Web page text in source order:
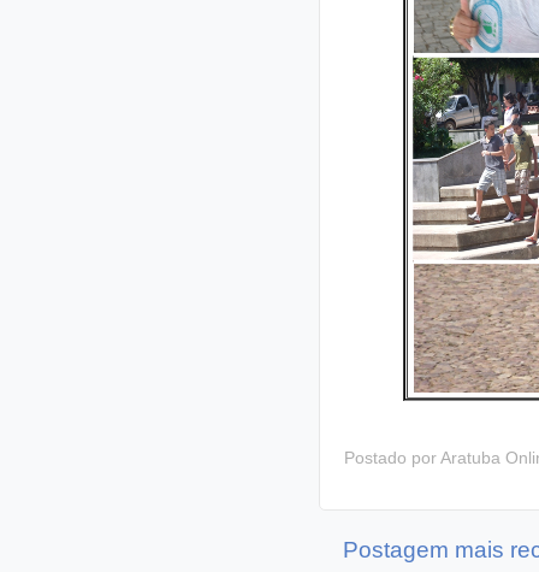
Postado por Aratuba
Postagem mais